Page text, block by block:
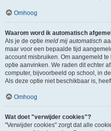
Omhoog
Waarom word ik automatisch
Als je de optie meld mij automatisch
maar voor een bepaalde tijd
account misbruiken. Om aangemeld
optie aanvinken. We raden dit echter
computer, bijvoorbeeld op school, in
Als deze optie niet beschikbaar is,
Omhoog
Wat doet "verwijder cookies"?
"Verwijder cookies" zorgt dat alle